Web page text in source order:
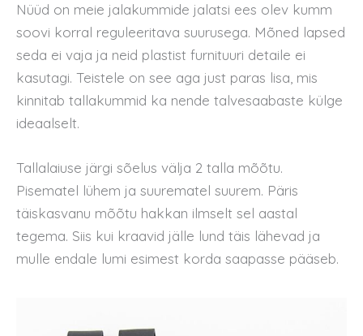
Nüüd on meie jalakummide jalatsi ees olev kumm
soovi korral reguleeritava suurusega. Mõned lapsed
seda ei vaja ja neid plastist furnituuri detaile ei
kasutagi. Teistele on see aga just paras lisa, mis
kinnitab tallakummid ka nende talvesaabaste külge
ideaalselt.
Tallalaiuse järgi sõelus välja 2 talla mõõtu.
Pisematel lühem ja suurematel suurem. Päris
täiskasvanu mõõtu hakkan ilmselt sel aastal
tegema. Siis kui kraavid jälle lund täis lähevad ja
mulle endale lumi esimest korda saapasse pääseb.